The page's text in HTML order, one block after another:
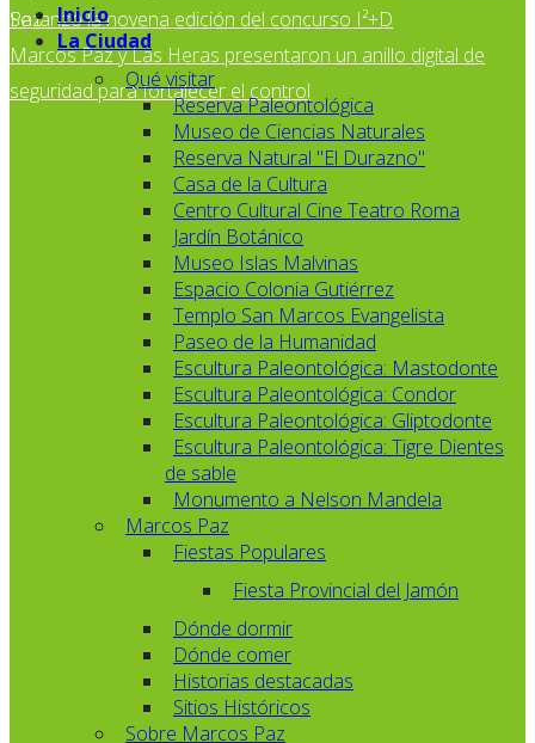
Paz
Se lanzó la novena edición del concurso I²+D
Marcos Paz y Las Heras presentaron un anillo digital de
seguridad para fortalecer el control
Inicio
La Ciudad
Qué visitar
Reserva Paleontológica
Museo de Ciencias Naturales
Reserva Natural "El Durazno"
Casa de la Cultura
Centro Cultural Cine Teatro Roma
Jardín Botánico
Museo Islas Malvinas
Espacio Colonia Gutiérrez
Templo San Marcos Evangelista
Paseo de la Humanidad
Escultura Paleontológica: Mastodonte
Escultura Paleontológica: Condor
Escultura Paleontológica: Gliptodonte
Escultura Paleontológica: Tigre Dientes
de sable
Monumento a Nelson Mandela
Marcos Paz
Fiestas Populares
Fiesta Provincial del Jamón
Dónde dormir
Dónde comer
Historias destacadas
Sitios Históricos
Sobre Marcos Paz